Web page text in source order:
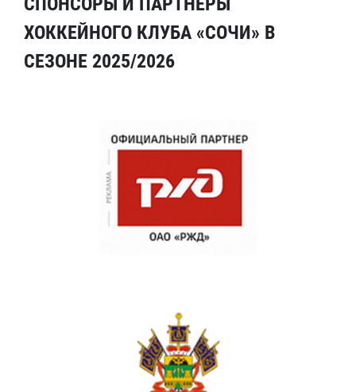
ХОККЕЙНОГО КЛУБА «СОЧИ» В
СЕЗОНЕ 2025/2026